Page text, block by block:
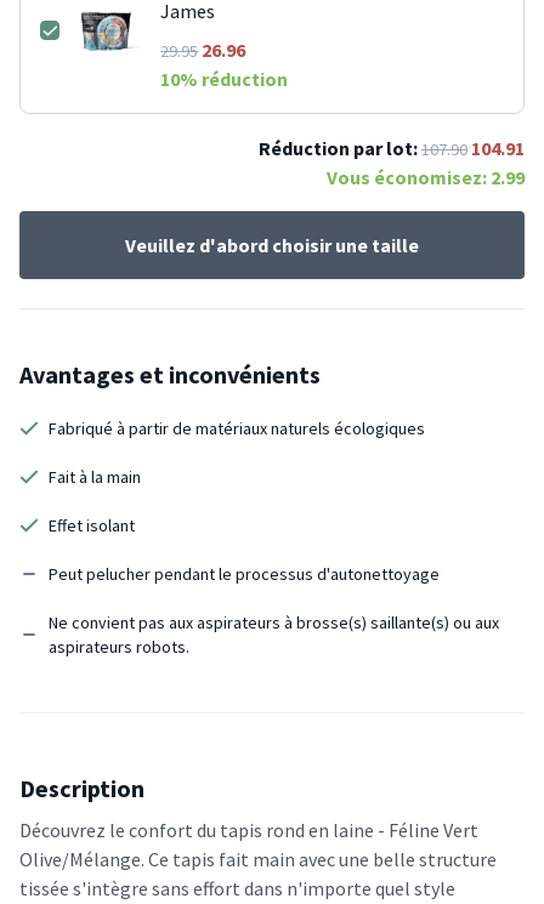
James
29.9526.96
10% réduction
Réduction par lot:107.90 104.91
Vous économisez: 2.99
Veuillez d'abord choisir une taille
Avantages et inconvénients
Fabriqué à partir de matériaux naturels écologiques
Fait à la main
Effet isolant
Peut pelucher pendant le processus d'autonettoyage
Ne convient pas aux aspirateurs à brosse(s) saillante(s) ou aux
aspirateurs robots.
Description
Découvrez le confort du tapis rond en laine - Féline Vert
Olive/Mélange. Ce tapis fait main avec une belle structure
tissée s'intègre sans effort dans n'importe quel style